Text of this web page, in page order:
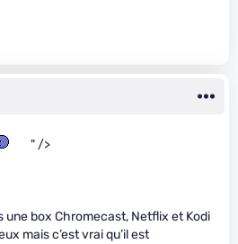
" />
une box Chromecast, Netflix et Kodi
mais c’est vrai qu’il est